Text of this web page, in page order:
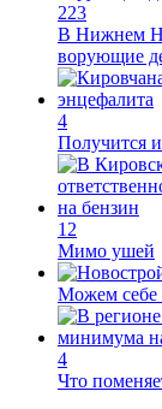
223
В Нижнем
ворующие
4
Получится
12
Мимо ушей
Можем себе
4
Что